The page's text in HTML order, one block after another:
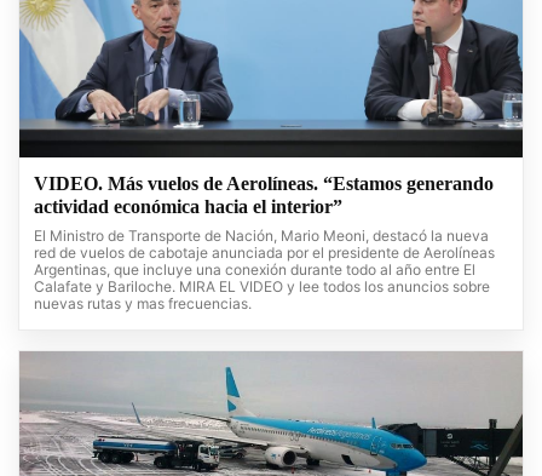
VIDEO. Más vuelos de Aerolíneas. “Estamos generando
actividad económica hacia el interior”
El Ministro de Transporte de Nación, Mario Meoni, destacó la nueva
red de vuelos de cabotaje anunciada por el presidente de Aerolíneas
Argentinas, que incluye una conexión durante todo al año entre El
Calafate y Bariloche. MIRA EL VIDEO y lee todos los anuncios sobre
nuevas rutas y mas frecuencias.